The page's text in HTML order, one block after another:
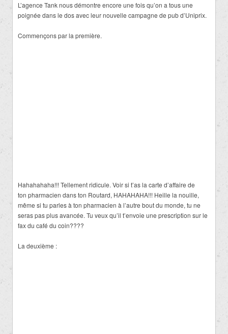
L’agence Tank nous démontre encore une fois qu’on a tous une
poignée dans le dos avec leur nouvelle campagne de pub d’Uniprix.
Commençons par la première.
Hahahahaha!!! Tellement ridicule. Voir si t’as la carte d’affaire de
ton pharmacien dans ton Routard, HAHAHAHA!!! Heille la nouille,
même si tu parles à ton pharmacien à l’autre bout du monde, tu ne
seras pas plus avancée. Tu veux qu’il t’envoie une prescription sur le
fax du café du coin????
La deuxième :